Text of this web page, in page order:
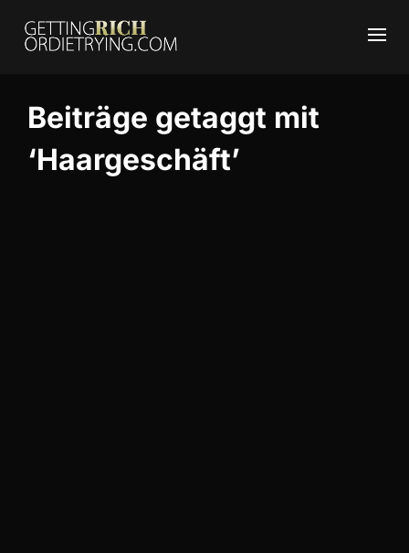
Beiträge getaggt mit
‘Haargeschäft’